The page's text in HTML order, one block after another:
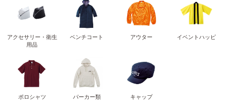
アクセサリー・衛生
用品
ベンチコート アウター イベントハッピ
ポロシャツ パーカー類 キャップ